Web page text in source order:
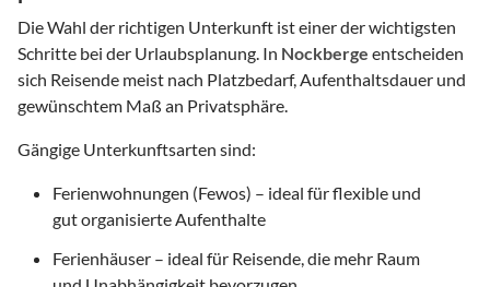
Die Wahl der richtigen Unterkunft ist einer der wichtigsten
Schritte bei der Urlaubsplanung. In Nockberge entscheiden
sich Reisende meist nach Platzbedarf, Aufenthaltsdauer und
gewünschtem Maß an Privatsphäre.
Gängige Unterkunftsarten sind:
Ferienwohnungen (Fewos) – ideal für flexible und
gut organisierte Aufenthalte
Ferienhäuser – ideal für Reisende, die mehr Raum